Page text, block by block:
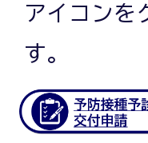
アイコンを
す。